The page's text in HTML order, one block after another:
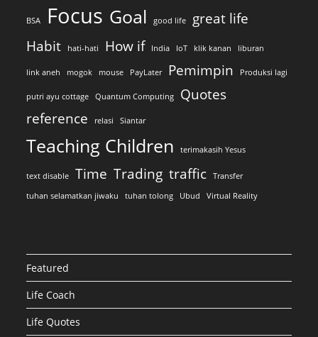
BSA Focus Goal good life
great life
Habit
hati-hati How if India IoT klik kanan liburan
link aneh mogok mouse PayLater Pemimpin Produksi lagi
putri ayu cottage Quantum Computing
Quotes
reference
relasi Siantar
Teaching Children terimakasih Yesus
text disable Time Trading traffic
Transfer
tuhan selamatkan jiwaku
tuhan tolong Ubud Virtual Reality
Featured
Life Coach
Life Quotes